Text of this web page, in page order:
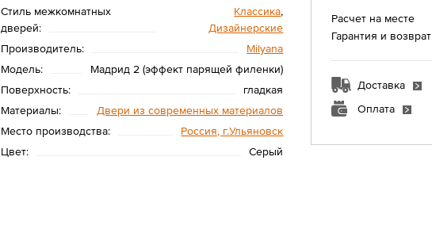
Стиль межкомнатных
дверей:
Классика,
Дизайнерские
Производитель:
Мilyana
Модель:
Мадрид 2 (эффект парящей филенки)
Поверхность:
гладкая
Материалы:
Двери из современных материалов
Место производства:
Россия, г.Ульяновск
Цвет:
Серый
Расчет на месте
Гарантия и возврат
Доставка
Оплата